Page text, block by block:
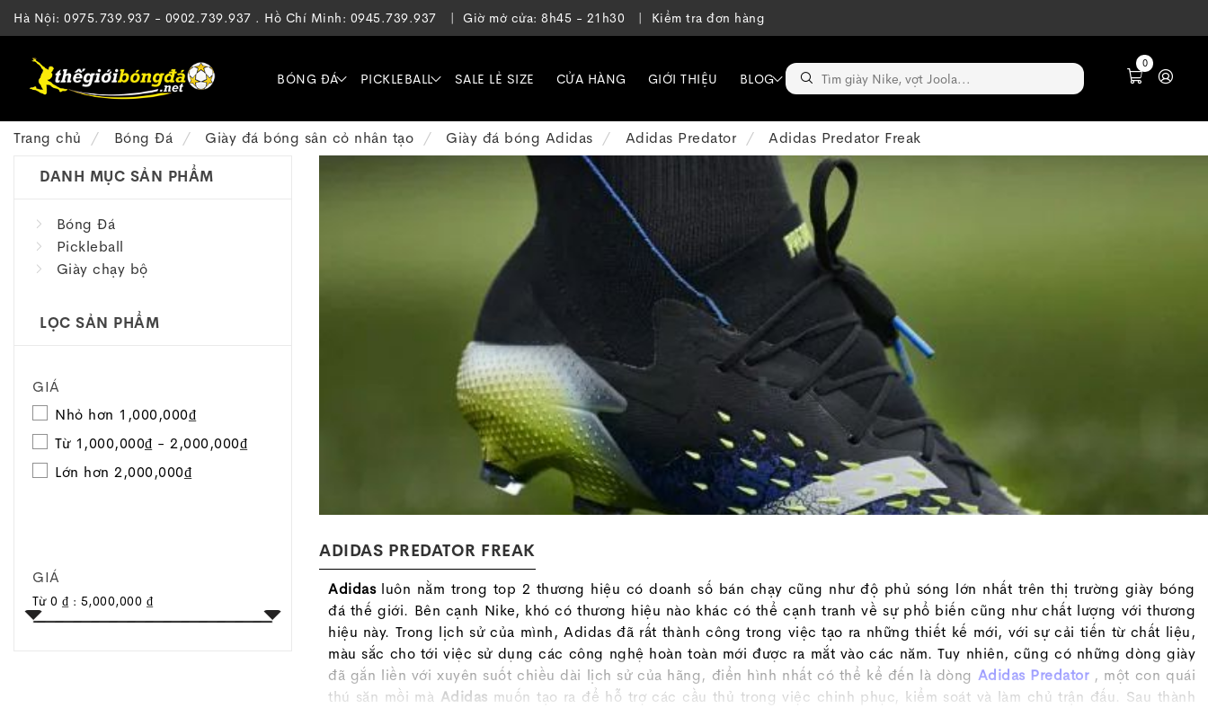
Hà Nội: 0975.739.937 - 0902.739.937 . Hồ Chí Minh: 0945.739.937 Giờ mở cửa: 8h45 - 21h30 Kiểm tra đơn hàng
BÓNG ĐÁ PICKLEBALL SALE LẺ SIZE CỬA HÀNG GIỚI THIỆU BLOG
0
Trang chủ Bóng Đá Giày đá bóng sân cỏ nhân tạo Giày đá bóng Adidas Adidas Predator Adidas Predator Freak
DANH MỤC SẢN PHẨM
Bóng Đá
Pickleball
Giày chạy bộ
LỌC SẢN PHẨM
GIÁ
Nhỏ hơn 1,000,000₫
Từ 1,000,000₫ - 2,000,000₫
Lớn hơn 2,000,000₫
Toggle
navigation
GIÁ
Từ 0 ₫ : 5,000,000 ₫
ADIDAS PREDATOR FREAK
Adidasluôn nằm trong top 2 thương hiệu có doanh số bán chạy cũng như độ phủ sóng lớn nhất trên thị trường giày bóng
đá thế giới. Bên cạnh Nike, khó có thương hiệu nào khác có thể cạnh tranh về sự phổ biến cũng như chất lượng với thương
hiệu này. Trong lịch sử của mình, Adidas đã rất thành công trong việc tạo ra những thiết kế mới, với sự cải tiến từ chất liệu,
màu sắc cho tới việc sử dụng các công nghệ hoàn toàn mới được ra mắt vào các năm. Tuy nhiên, cũng có những dòng giày
đã gắn liền với xuyên suốt chiều dài lịch sử của hãng, điển hình nhất có thể kể đến là dòng Adidas Predator , một con quái
thú săn mồi mà Adidas muốn tạo ra để hỗ trợ các cầu thủ trong việc chinh phục, kiểm soát và làm chủ trận đấu. Sau thành